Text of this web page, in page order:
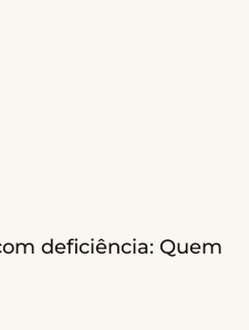
deficiência: Quem